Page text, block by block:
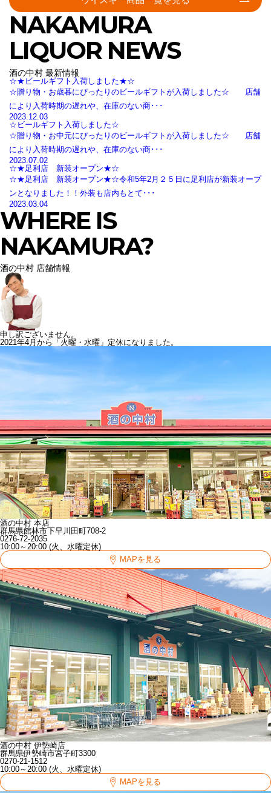
NAKAMURA
LIQUOR NEWS
酒の中村 最新情報
☆★ビールギフト入荷しました★☆
☆贈り物・お歳暮にぴったりのビールギフトが入荷しました☆ 店舗
により入荷時期の遅れや、在庫のない商･･･
2023.12.03
☆ビールギフト入荷しました☆
☆贈り物・お中元にぴったりのビールギフトが入荷しました☆ 店舗
により入荷時期の遅れや、在庫のない商･･･
2023.07.02
☆★足利店 新装オープン★☆
☆★足利店 新装オープン★☆令和5年2月２５日に足利店が新装オープ
ンとなりました！！外装も店内もとて･･･
2023.03.04
WHERE IS
NAKAMURA?
酒の中村 店舗情報
申し訳ございません。
2021年4月から「火曜・水曜」定休になりました。
酒の中村 本店
群馬県館林市下早川田町708-2
0276-72-2035
10:00～20:00 (火、水曜定休)
MAPを見る
酒の中村 伊勢崎店
群馬県伊勢崎市宮子町3300
0270-21-1512
10:00～20:00 (火、水曜定休)
MAPを見る